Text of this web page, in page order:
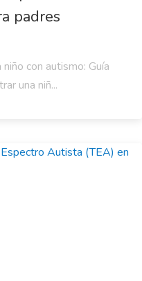
padres
con autismo: Guía
una niñ...